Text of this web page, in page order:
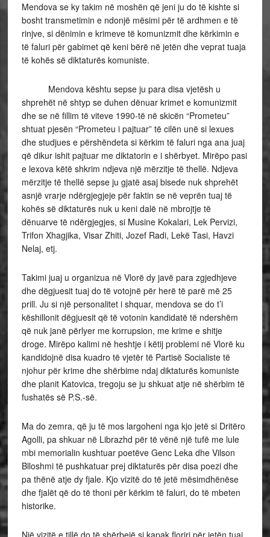
Mendova se ky takim në moshën që jeni ju do të kishte si
bosht transmetimin e ndonjë mësimi për të ardhmen e të
rinjve, si dënimin e krimeve të komunizmit dhe kërkimin e
të faluri për gabimet që keni bërë në jetën dhe veprat tuaja
të kohës së diktaturës komuniste.
Mendova kështu sepse ju para disa vjetësh u
shprehët në shtyp se duhen dënuar krimet e komunizmit
dhe se në fillim të viteve 1990-të në skicën “Prometeu”
shtuat pjesën “Prometeu i pajtuar” të cilën unë si lexues
dhe studjues e përshëndeta si kërkim të faluri nga ana juaj
që dikur ishit pajtuar me diktatorin e i shërbyet. Mirëpo pasi
e lexova këtë shkrim ndjeva një mërzitje të thellë. Ndjeva
mërzitje të thellë sepse ju gjatë asaj bisede nuk shprehët
asnjë vrarje ndërgjegjeje për faktin se në veprën tuaj të
kohës së diktaturës nuk u keni dalë në mbrojtje të
dënuarve të ndërgjegjes, si Musine Kokalari, Lek Pervizi,
Trifon Xhagjika, Visar Zhiti, Jozef Radi, Lekë Tasi, Havzi
Nelaj, etj.
Takimi juaj u organizua në Vlorë dy javë para zgjedhjeve
dhe dëgjuesit tuaj do të votojnë për herë të parë më 25
prill. Ju si një personalitet i shquar, mendova se do t’i
këshillonit dëgjuesit që të votonin kandidatë të ndershëm
që nuk janë përlyer me korrupsion, me krime e shitje
droge. Mirëpo kalimi në heshtje i këtij problemi në Vlorë ku
kandidojnë disa kuadro të vjetër të Partisë Socialiste të
njohur për krime dhe shërbime ndaj diktaturës komuniste
dhe planit Katovica, tregoju se ju shkuat atje në shërbim të
fushatës së P.S.-së.
Ma do zemra, që ju të mos largoheni nga kjo jetë si Dritëro
Agolli, pa shkuar në Librazhd për të vënë një tufë me lule
mbi memorialin kushtuar poetëve Genc Leka dhe Vilson
Blloshmi të pushkatuar prej diktaturës për disa poezi dhe
pa thënë atje dy fjale. Kjo vizitë do të jetë mësimdhënëse
dhe fjalët që do të thoni për kërkim të faluri, do të mbeten
historike.
Një vizitë e tillë do të shërbejë si kapak floriri për jetën tuaj.